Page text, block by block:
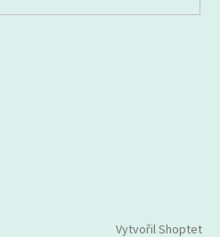
Vytvořil Shoptet